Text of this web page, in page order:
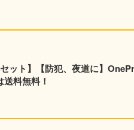
セット】【防犯、夜道に】
送料無料！